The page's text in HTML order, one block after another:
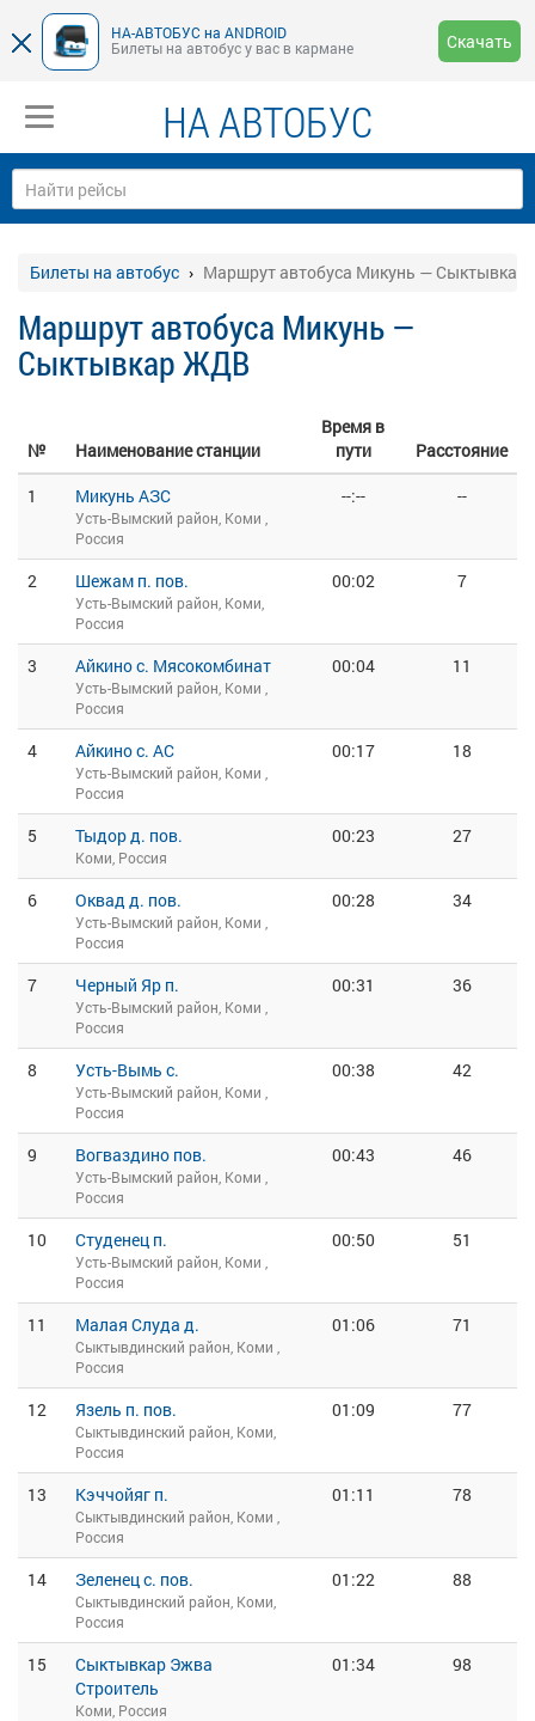
НА-АВТОБУС на ANDROID
Билеты на автобус у вас в кармане
Скачать
НА АВТОБУС
Билеты на автобус Маршрут автобуса Микунь —
Маршрут автобуса Микунь —
Сыктывкар ЖДВ
№ Наименование станции
Время в
пути
Расстояние
1
Микунь АЗС
Усть-Вымский район, Коми ,
Россия
--:-- --
2 Шежам п. пов.
Усть-Вымский район, Коми,
Россия
00:02 7
3 Айкино с. Мясокомбинат
Усть-Вымский район, Коми ,
Россия
00:04 11
4 Айкино с. АС
Усть-Вымский район, Коми ,
Россия
00:17 18
5 Тыдор д. пов.
Коми, Россия
00:23 27
6 Оквад д. пов.
Усть-Вымский район, Коми ,
Россия
00:28 34
7 Черный Яр п.
Усть-Вымский район, Коми ,
Россия
00:31 36
8 Усть-Вымь с.
Усть-Вымский район, Коми ,
Россия
00:38 42
9 Вогваздино пов.
Усть-Вымский район, Коми ,
Россия
00:43 46
10 Студенец п.
Усть-Вымский район, Коми ,
Россия
00:50 51
11 Малая Слуда д.
Сыктывдинский район, Коми ,
Россия
01:06 71
12 Язель п. пов.
Сыктывдинский район, Коми,
Россия
01:09 77
13 Кэччойяг п.
Сыктывдинский район, Коми ,
Россия
01:11 78
14 Зеленец с. пов.
Сыктывдинский район, Коми,
Россия
01:22 88
15
Сыктывкар Эжва
Строитель
Коми, Россия
01:34 98